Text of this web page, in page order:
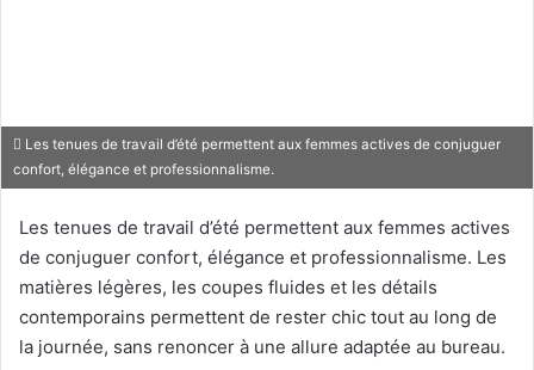
Les tenues de travail d’été permettent aux femmes actives de conjuguer
confort, élégance et professionnalisme.
Les tenues de travail d’été permettent aux femmes actives
de conjuguer confort, élégance et professionnalisme. Les
matières légères, les coupes fluides et les détails
contemporains permettent de rester chic tout au long de
la journée, sans renoncer à une allure adaptée au bureau.